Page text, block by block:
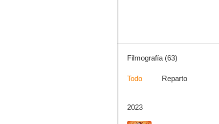
Filmografía (63)
Todo Reparto
2023